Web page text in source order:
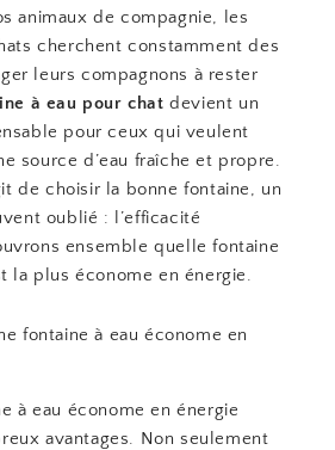
animaux de compagnie, les
cherchent constamment des
leurs compagnons à rester
à eau pour chat devient un
pour ceux qui veulent
source d’eau fraîche et propre.
de choisir la bonne fontaine, un
oublié : l’efficacité
ensemble quelle fontaine
la plus économe en énergie.
fontaine à eau économe en
à eau économe en énergie
avantages. Non seulement